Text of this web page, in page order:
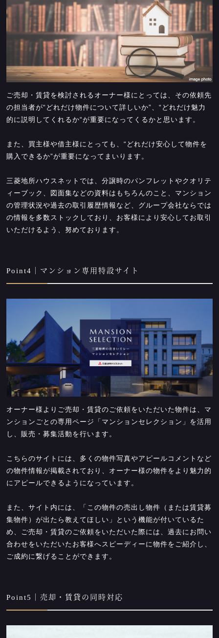
ご売却・賃貸を検討されるオーナー様にとっては、その依頼先
の担当者が“どれだけ物件について詳しいか”、“どれだけ魅力
的に説明してくれるか“が重要になってくるかと思います。
また、買主様や借主様にとっても、“どれだけ安心して物件を
購入できるか”が重要になってまいります。
三菱地所ハウスネットでは、分譲時のパンフレットやクオリテ
ィーブック、図面集などの資料はもちろんのこと、マンション
の管理状況や過去の取引履歴情報など、グループ会社ならでは
の情報を多数ストックしており、お客様により安心してお取引
いただけるよう、努めております。
Point4｜マンション専用特設サイト
オーナー様よりご売却・賃貸のご依頼をいただいた物件は、マ
ンションごとの専用ページ「マンションセレクション」を活用
し、販売・募集活動を行います。
こちらのサイトには、多くの物件写真やアピールコメントなど
の物件情報が掲載されており、オーナー様の物件をより魅力的
にアピールできるようになっています。
また、サイト内には、「この物件の売出し物件（または賃貸募
集物件）が出たら教えてほしい」という機能が付いているた
め、ご売却・賃貸のご依頼をいただいた際には、過去にお問い
合わせをいただいたお客様へスピーディーに物件をご紹介し、
ご成約に繋げることができます。
Point5｜売却・賃貸の同時対応